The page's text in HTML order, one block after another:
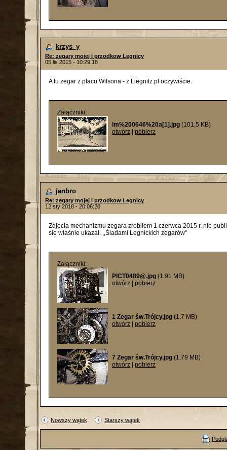
krzys_y
Re: zegary mojej i przodkow Legnicy
05 lis 2015 - 10:29:18
A tu zegar z placu Wilsona - z Liegnitz.pl oczywiście.
Załączniki:
lm%200646%20a[1].jpg (101.5 KB)
otwórz
pobierz
janbro
Re: zegary mojej i przodkow Legnicy
12 sty 2018 - 20:06:20
Zdjęcia mechanizmu zegara zrobiłem 1 czerwca 2015 r. nie
się właśnie ukazał. ,,Śladami Legnickich zegarów"
Załączniki:
PICT0489@.jpg (1.91 MB)
otwórz
pobierz
1 Zegar św.Trójcy.jpg (1.7 MB)
otwórz
pobierz
7 Zegar św.Trójcy.jpg (1.79 MB)
otwórz
pobierz
Nowszy wątek Starszy wątek